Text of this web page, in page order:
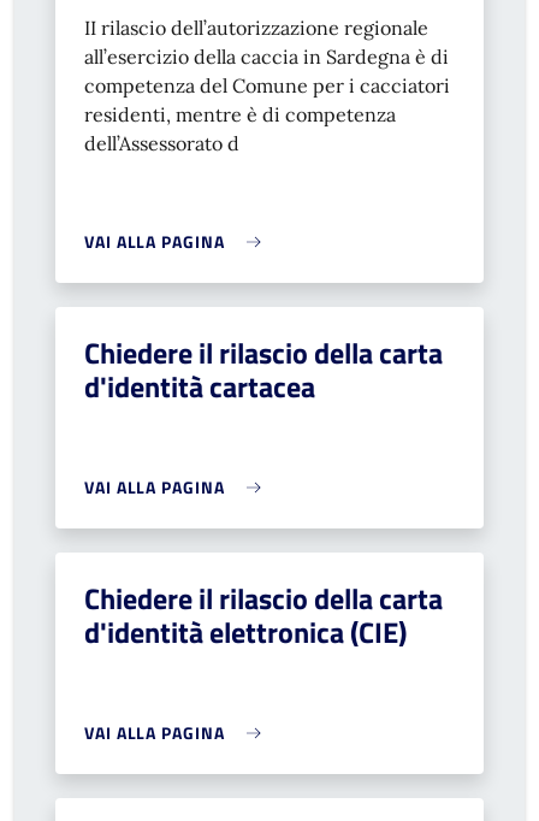
II rilascio dell’autorizzazione regionale
all’esercizio della caccia in Sardegna è di
competenza del Comune per i cacciatori
residenti, mentre è di competenza
dell’Assessorato d
VAI ALLA PAGINA
Chiedere il rilascio della carta
d'identità cartacea
VAI ALLA PAGINA
Chiedere il rilascio della carta
d'identità elettronica (CIE)
VAI ALLA PAGINA